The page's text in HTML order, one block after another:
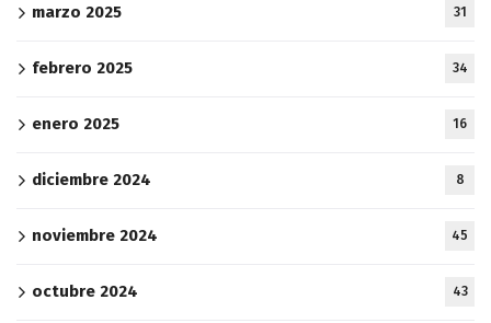
marzo 2025 31
febrero 2025 34
enero 2025 16
diciembre 2024 8
noviembre 2024 45
octubre 2024 43